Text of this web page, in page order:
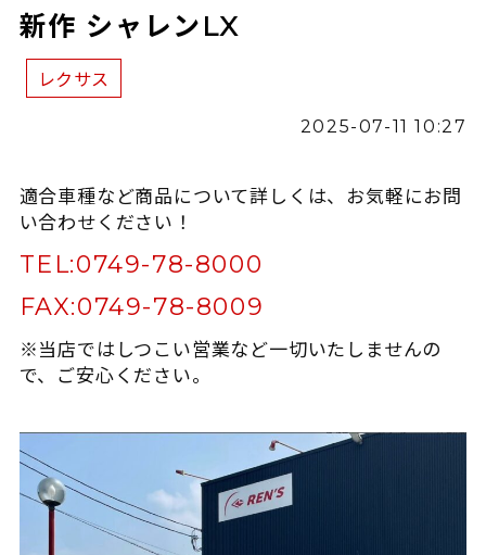
新作 シャレンLX
レクサス
2025-07-11 10:27
適合車種など商品について詳しくは、お気軽にお問
い合わせください！
TEL:0749-78-8000
FAX:0749-78-8009
※当店ではしつこい営業など一切いたしませんの
で、ご安心ください。